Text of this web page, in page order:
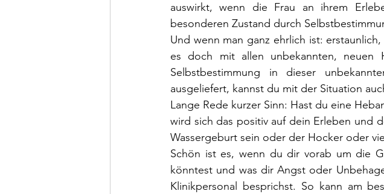
auswirkt, wenn die Frau an ihrem
besonderen Zustand durch
Und wenn man ganz ehrlich ist:
es doch mit allen unbekannten, neuen
Selbstbestimmung in dieser
ausgeliefert, kannst du mit der Situation
Lange Rede kurzer Sinn: Hast du eine
wird sich das positiv auf dein Erleben und
Wassergeburt sein oder der Hocker oder
Schön ist es, wenn du dir vorab um die
könntest und was dir Angst oder
Klinikpersonal besprichst. So kann am